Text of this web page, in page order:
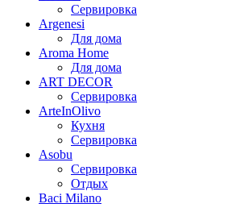
Сервировка
Argenesi
Для дома
Aroma Home
Для дома
ART DECOR
Сервировка
ArteInOlivo
Кухня
Сервировка
Asobu
Сервировка
Отдых
Baci Milano